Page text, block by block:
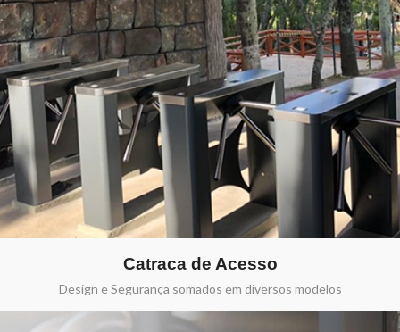
Catraca de Acesso
Design e Segurança somados em diversos modelos